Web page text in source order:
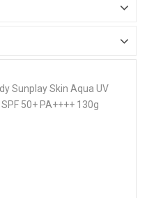
Sunplay Skin Aqua UV
50+ PA++++ 130g